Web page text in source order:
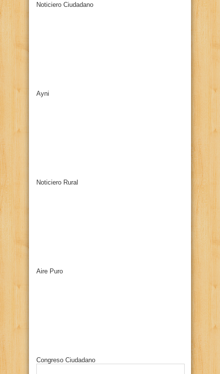
Noticiero Ciudadano
Ayni
Noticiero Rural
Aire Puro
Congreso Ciudadano